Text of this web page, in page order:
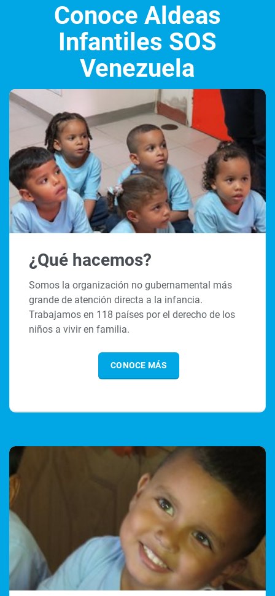
Conoce Aldeas
Infantiles SOS
Venezuela
¿Qué hacemos?
Somos la organización no gubernamental más
grande de atención directa a la infancia.
Trabajamos en 118 países por el derecho de los
niños a vivir en familia.
CONOCE MÁS